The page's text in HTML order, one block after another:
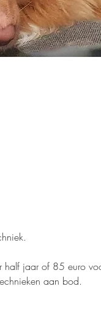
half jaar of 85 euro
aan bod.